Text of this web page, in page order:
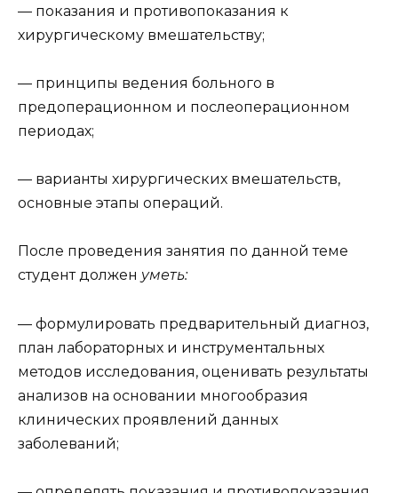
— показания и противопоказания к
хирургическому вмешательству;
— принципы ведения больного в
предоперационном и послеоперационном
периодах;
— варианты хирургических вмешательств,
основные этапы операций.
После проведения занятия по данной теме
студент должен уметь:
— формулировать предварительный диагноз,
план лабораторных и инструментальных
методов исследования, оценивать результаты
анализов на основании многообразия
клинических проявлений данных
заболеваний;